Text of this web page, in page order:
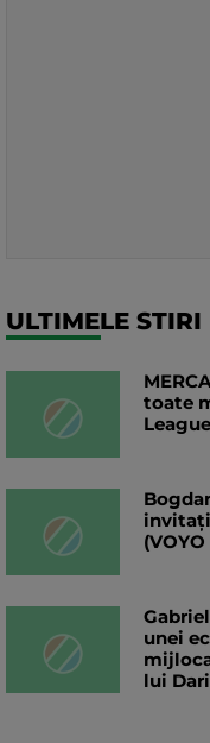
ULTIMELE STIRI
toate
(VOYO
unei
lui